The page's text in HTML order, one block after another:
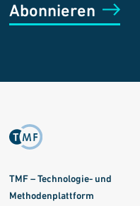
Abonnieren
TMF – Technologie- und
Methodenplattform